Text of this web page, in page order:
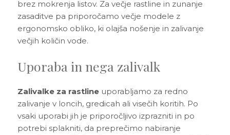
brez mokrenja listov. Za večje rastline in zunanje
zasaditve pa priporočamo večje modele z
ergonomsko obliko, ki olajša nošenje in zalivanje
večjih količin vode.
Uporaba in nega zalivalk
Zalivalke za rastlineuporabljamo za redno
zalivanje v loncih, gredicah ali visečih koritih. Po
vsaki uporabi jih je priporočljivo izprazniti in po
potrebi splakniti, da preprečimo nabiranje